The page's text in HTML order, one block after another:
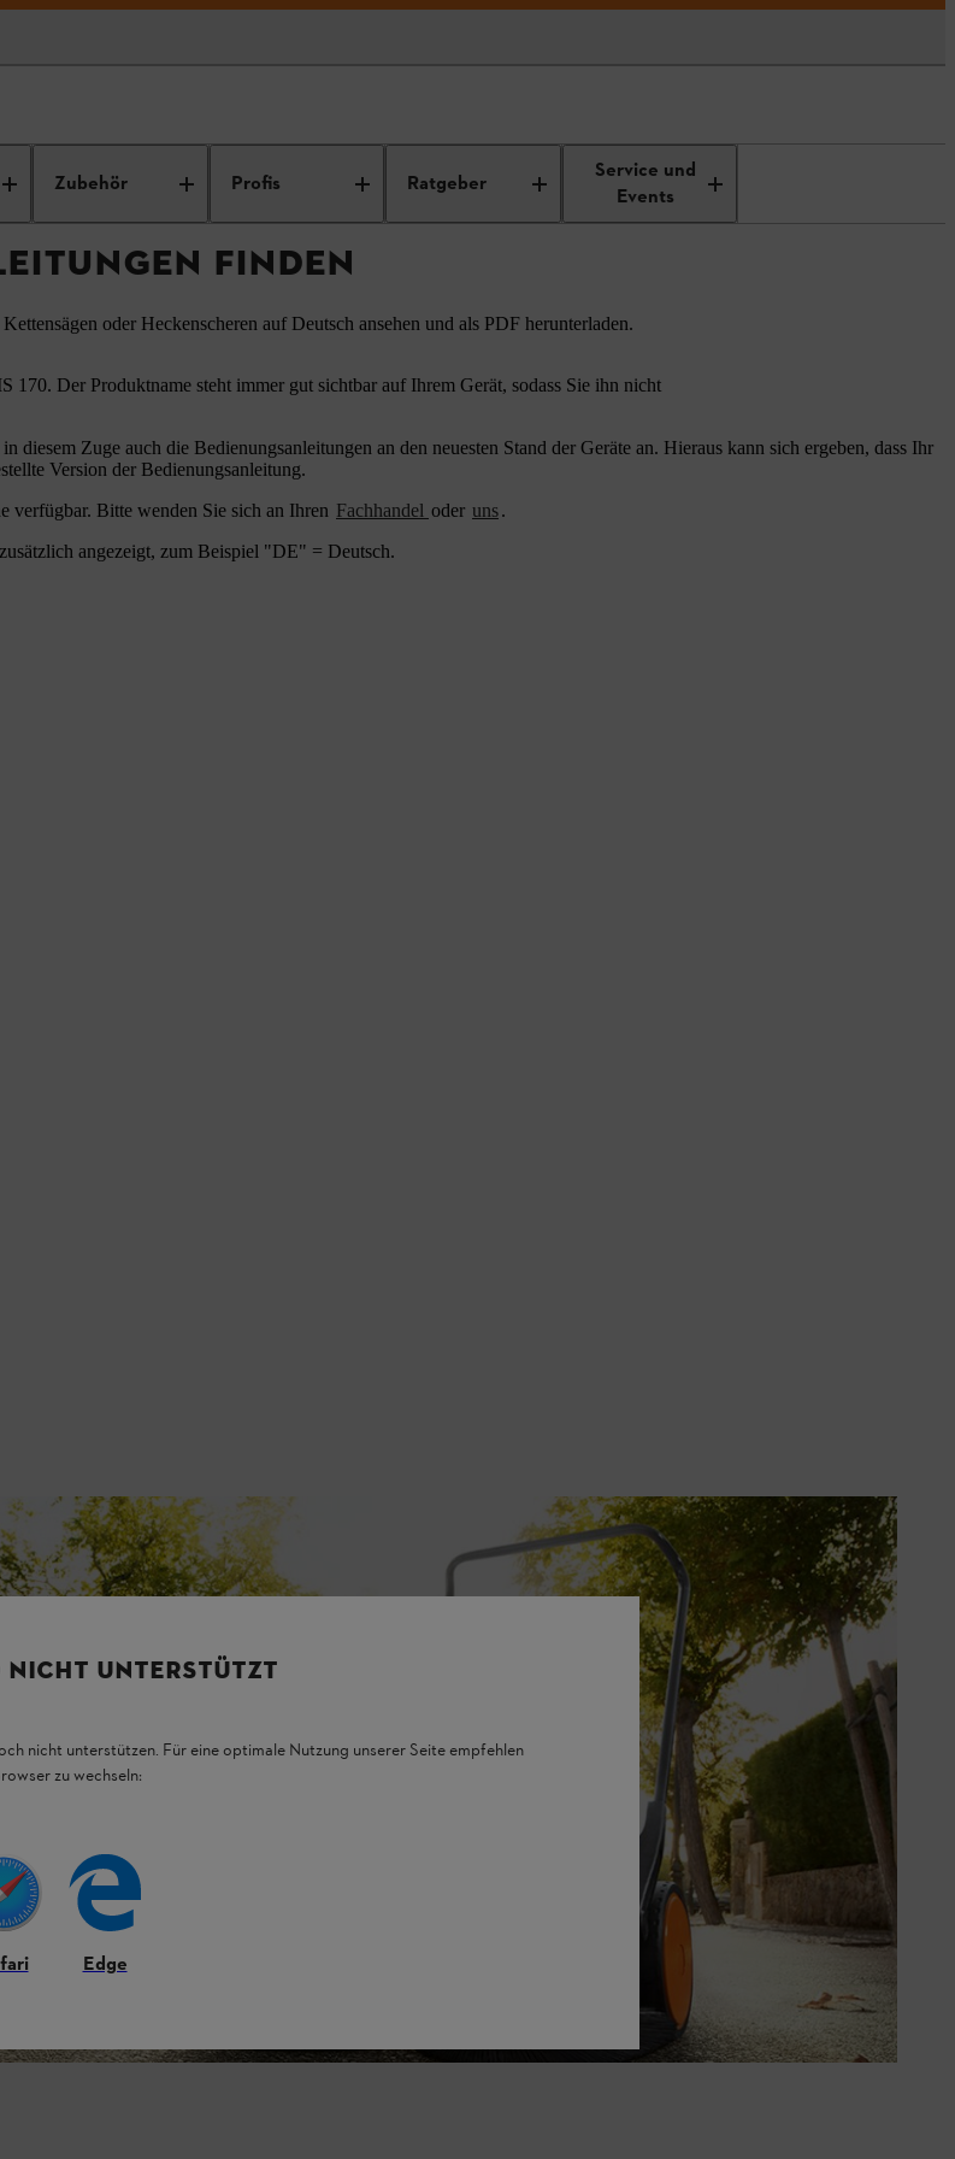
Zubehör Profis Ratgeber
Service und
Events
FINDEN
oder Heckenscheren auf Deutsch ansehen und als PDF herunterladen.
Der Produktname steht immer gut sichtbar auf Ihrem Gerät, sodass Sie ihn nicht
Zuge auch die Bedienungsanleitungen an den neuesten Stand der Geräte an. Hieraus kann sich ergeben, dass Ihr
Version der Bedienungsanleitung.
verfügbar. Bitte wenden Sie sich an Ihren Fachhandel oder uns.
angezeigt, zum Beispiel "DE" = Deutsch.
NICHT UNTERSTÜTZT
nicht unterstützen. Für eine optimale Nutzung unserer Seite empfehlen
zu wechseln:
Edge